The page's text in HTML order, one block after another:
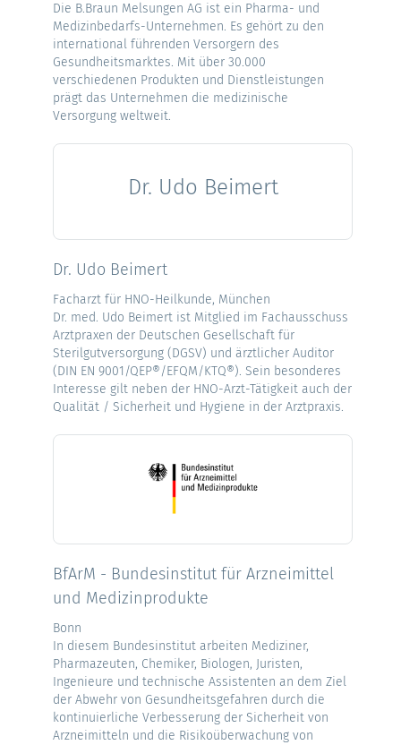
Die B.Braun Melsungen AG ist ein Pharma- und
Medizinbedarfs-Unternehmen. Es gehört zu den
international führenden Versorgern des
Gesundheitsmarktes. Mit über 30.000
verschiedenen Produkten und Dienstleistungen
prägt das Unternehmen die medizinische
Versorgung weltweit.
Dr. Udo Beimert
Dr. Udo Beimert
Facharzt für HNO-Heilkunde, München
Dr. med. Udo Beimert ist Mitglied im Fachausschuss
Arztpraxen der Deutschen Gesellschaft für
Sterilgutversorgung (DGSV) und ärztlicher Auditor
(DIN EN 9001/QEP®/EFQM/KTQ®). Sein besonderes
Interesse gilt neben der HNO-Arzt-Tätigkeit auch der
Qualität / Sicherheit und Hygiene in der Arztpraxis.
BfArM - Bundesinstitut für Arzneimittel
und Medizinprodukte
Bonn
In diesem Bundesinstitut arbeiten Mediziner,
Pharmazeuten, Chemiker, Biologen, Juristen,
Ingenieure und technische Assistenten an dem Ziel
der Abwehr von Gesundheitsgefahren durch die
kontinuierliche Verbesserung der Sicherheit von
Arzneimitteln und die Risikoüberwachung von